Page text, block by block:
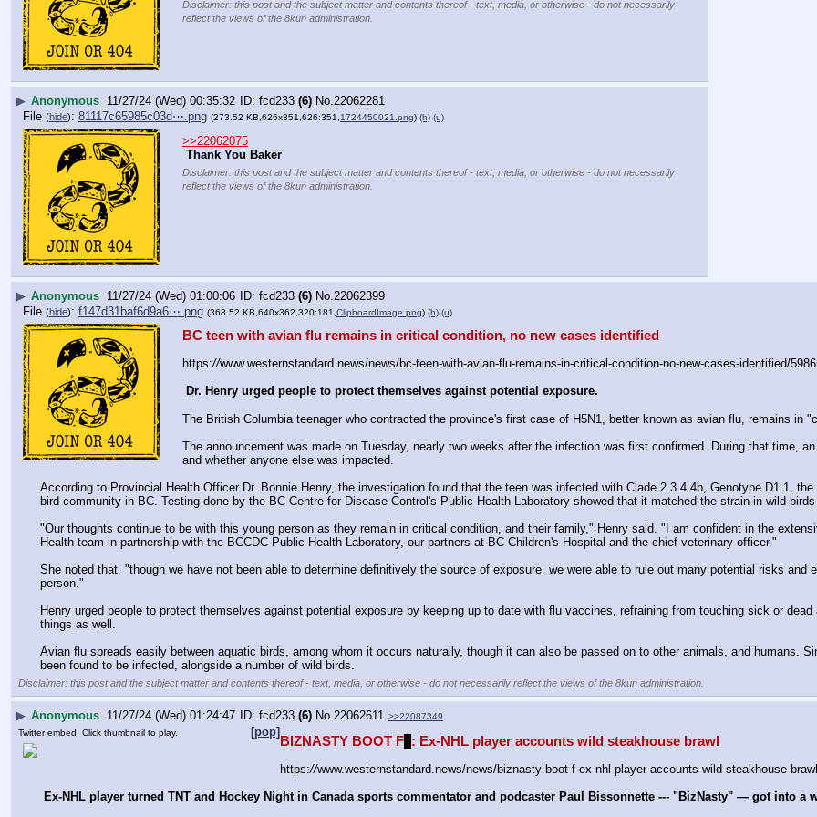
Disclaimer: this post and the subject matter and contents thereof - text, media, or otherwise - do not necessarily
reflect the views of the 8kun administration.
▶ Anonymous 11/27/24 (Wed) 00:35:32 fcd233 (6) No. 22062281
File (hide): 81117c65985c03d⋯.png (273.52 KB,626x351,626:351,1724450021.png) (h) (u)
>>22062075
Thank You Baker
Disclaimer: this post and the subject matter and contents thereof - text, media, or otherwise - do not necessarily
reflect the views of the 8kun administration.
▶ Anonymous 11/27/24 (Wed) 01:00:06 fcd233 (6) No. 22062399
File (hide): f147d31baf6d9a6⋯.png (368.52 KB,640x362,320:181,ClipboardImage.png) (h) (u)
BC teen with avian flu remains in critical condition, no new cases identified
https://www.westernstandard.news/news/bc-teen-with-avian-flu-remains-in-critical-condition-no-new-cases-identified/
Dr. Henry urged people to protect themselves against potential exposure.
The British Columbia teenager who contracted the province's first case of H5N1, better known as avian flu, remains in
The announcement was made on Tuesday, nearly two weeks after the infection was first confirmed. During that time,
and whether anyone else was impacted.
According to Provincial Health Officer Dr. Bonnie Henry, the investigation found that the teen was infected with Clade 2.3.4.4b, Genotype D1.1,
bird community in BC. Testing done by the BC Centre for Disease Control's Public Health Laboratory showed that it matched the strain in wild
"Our thoughts continue to be with this young person as they remain in critical condition, and their family," Henry said. "I am confident in the
Health team in partnership with the BCCDC Public Health Laboratory, our partners at BC Children's Hospital and the chief veterinary officer."
She noted that, "though we have not been able to determine definitively the source of exposure, we were able to rule out many potential risks and
person."
Henry urged people to protect themselves against potential exposure by keeping up to date with flu vaccines, refraining from touching sick or
things as well.
Avian flu spreads easily between aquatic birds, among whom it occurs naturally, though it can also be passed on to other animals, and humans.
been found to be infected, alongside a number of wild birds.
Disclaimer: this post and the subject matter and contents thereof - text, media, or otherwise - do not necessarily reflect the views of the 8kun administration.
▶ Anonymous 11/27/24 (Wed) 01:24:47 fcd233 (6) No. 22062611 >>22087349
[pop]
Twitter embed. Click thumbnail to play.
BIZNASTY BOOT F : Ex-NHL player accounts wild steakhouse brawl
https://www.westernstandard.news/news/biznasty-boot-f-ex-nhl-player-accounts-wild-steakhouse-
Ex-NHL player turned TNT and Hockey Night in Canada sports commentator and podcaster Paul Bissonnette --- "BizNasty" — got into a